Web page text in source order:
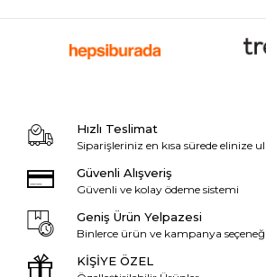
Hızlı Teslimat
Siparişleriniz en kısa sürede elinize
Güvenli Alışveriş
Güvenli ve kolay ödeme sistemi
Geniş Ürün Yelpazesi
Binlerce ürün ve kampanya seçeneği
KİŞİYE ÖZEL